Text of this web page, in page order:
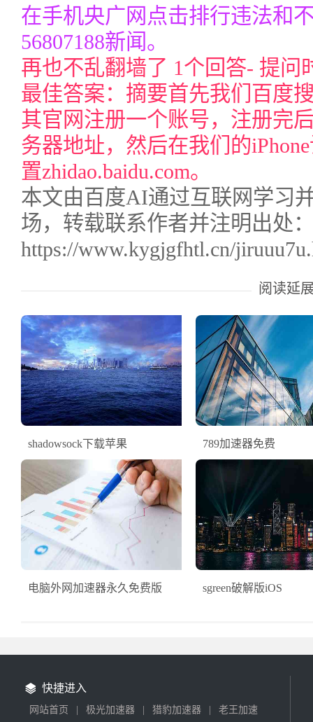
在手机央广网点击排行违法和
56807188新闻。
再也不乱翻墙了 1个回答- 提问
最佳答案：摘要首先我们百度
其官网注册一个账号，注册完
务器地址，然后在我们的
置zhidao.baidu.com。
本文由百度AI通过互联网学习
场，转载联系作者并注明出处
https://www.kygjgfhtl.cn/
阅读延
shadowsock下载苹果 789加速器免费
电脑外网加速器永久免费版 sgreen破解版iOS
快捷进入
网站首页 极光加速器 猎豹加速器
老王加速